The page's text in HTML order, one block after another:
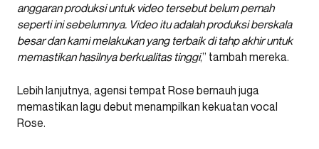
anggaran produksi untuk video tersebut belum pernah
seperti ini sebelumnya. Video itu adalah produksi berskala
besar dan kami melakukan yang terbaik di tahp akhir untuk
memastikan hasilnya berkualitas tinggi,” tambah mereka.
Lebih lanjutnya, agensi tempat Rose bernauh juga
memastikan lagu debut menampilkan kekuatan vocal
Rose.